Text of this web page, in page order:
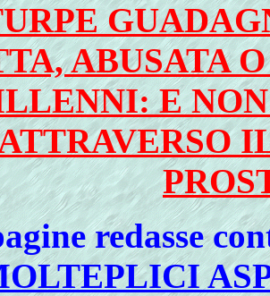
ABUSATA
E
redasse